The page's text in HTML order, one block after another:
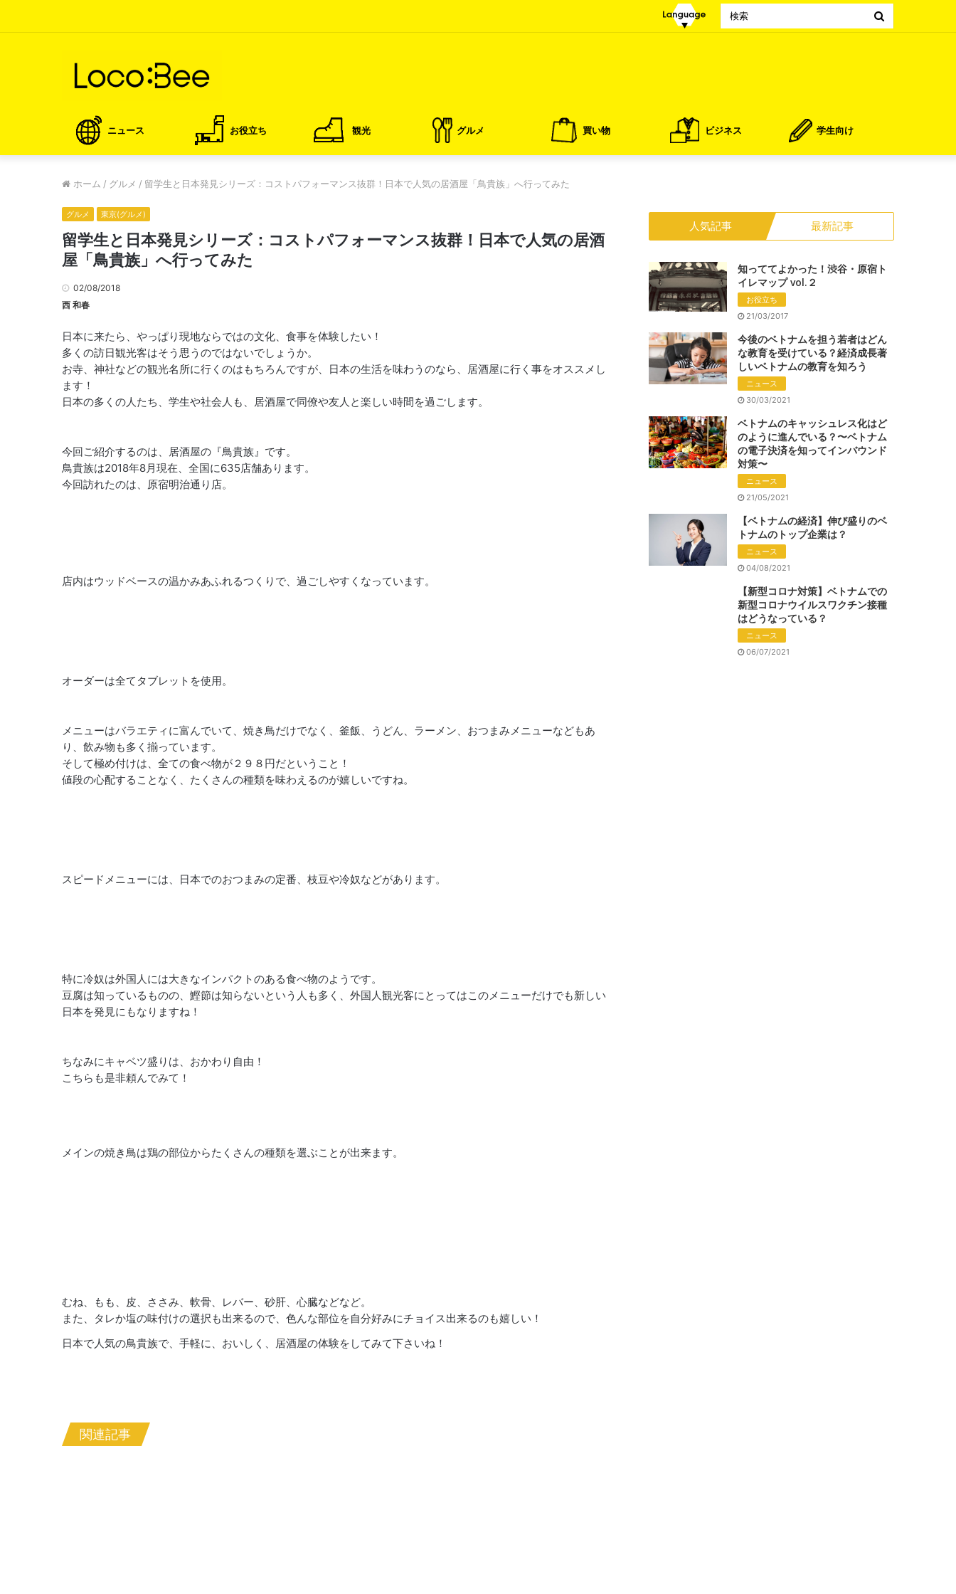
ニュース お役立ち 観光 グルメ 買い物 ビジネス 学生向け
ホーム / グルメ / 留学生と日本発見シリーズ：コストパフォーマンス抜群！日本で人気の居酒屋「鳥貴族」へ行ってみた
グルメ 東京(グルメ)
留学生と日本発見シリーズ：コストパフォーマンス抜群！日本で人気の居酒
屋「鳥貴族」へ行ってみた
02/08/2018
西 和春
日本に来たら、やっぱり現地ならではの文化、食事を体験したい！
多くの訪日観光客はそう思うのではないでしょうか。
お寺、神社などの観光名所に行くのはもちろんですが、日本の生活を味わうのなら、居酒屋に行く事をオススメし
ます！
日本の多くの人たち、学生や社会人も、居酒屋で同僚や友人と楽しい時間を過ごします。
今回ご紹介するのは、居酒屋の『鳥貴族』です。
鳥貴族は2018年8月現在、全国に635店舗あります。
今回訪れたのは、原宿明治通り店。
店内はウッドベースの温かみあふれるつくりで、過ごしやすくなっています。
オーダーは全てタブレットを使用。
メニューはバラエティに富んでいて、焼き鳥だけでなく、釜飯、うどん、ラーメン、おつまみメニューなどもあ
り、飲み物も多く揃っています。
そして極め付けは、全ての食べ物が２９８円だということ！
値段の心配することなく、たくさんの種類を味わえるのが嬉しいですね。
スピードメニューには、日本でのおつまみの定番、枝豆や冷奴などがあります。
特に冷奴は外国人には大きなインパクトのある食べ物のようです。
豆腐は知っているものの、鰹節は知らないという人も多く、外国人観光客にとってはこのメニューだけでも新しい
日本を発見にもなりますね！
ちなみにキャベツ盛りは、おかわり自由！
こちらも是非頼んでみて！
メインの焼き鳥は鶏の部位からたくさんの種類を選ぶことが出来ます。
むね、もも、皮、ささみ、軟骨、レバー、砂肝、心臓などなど。
また、タレか塩の味付けの選択も出来るので、色んな部位を自分好みにチョイス出来るのも嬉しい！
日本で人気の鳥貴族で、手軽に、おいしく、居酒屋の体験をしてみて下さいね！
関連記事
人気記事 最新記事
知っててよかった！渋谷・原宿ト
イレマップ vol.２
お役立ち
21/03/2017
今後のベトナムを担う若者はどん
な教育を受けている？経済成長著
しいベトナムの教育を知ろう
ニュース
30/03/2021
ベトナムのキャッシュレス化はど
のように進んでいる？〜ベトナム
の電子決済を知ってインバウンド
対策〜
ニュース
21/05/2021
【ベトナムの経済】伸び盛りのベ
トナムのトップ企業は？
ニュース
04/08/2021
【新型コロナ対策】ベトナムでの
新型コロナウイルスワクチン接種
はどうなっている？
ニュース
06/07/2021